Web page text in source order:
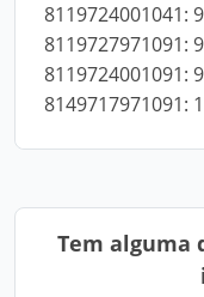
8119724001041:
8119727971091:
8119724001091:
8149717971091:
Tem alguma